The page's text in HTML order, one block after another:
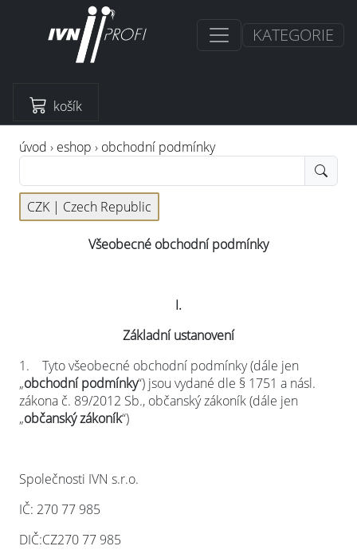
KATEGORIE
košík
úvod › eshop › obchodní podmínky
CZK | Czech Republic
Všeobecné obchodní podmínky
I.
Základní ustanovení
1. Tyto všeobecné obchodní podmínky (dále jen
„obchodní podmínky“) jsou vydané dle § 1751 a násl.
zákona č. 89/2012 Sb., občanský zákoník (dále jen
„občanský zákoník“)
Společnosti IVN s.r.o.
IČ: 270 77 985
DIČ:CZ270 77 985